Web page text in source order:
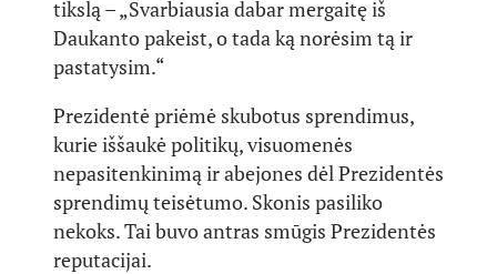
tikslą – „Svarbiausia dabar mergaitę iš
Daukanto pakeist, o tada ką norėsim tą ir
pastatysim.“
Prezidentė priėmė skubotus sprendimus,
kurie iššaukė politikų, visuomenės
nepasitenkinimą ir abejones dėl Prezidentės
sprendimų teisėtumo. Skonis pasiliko
nekoks. Tai buvo antras smūgis Prezidentės
reputacijai.